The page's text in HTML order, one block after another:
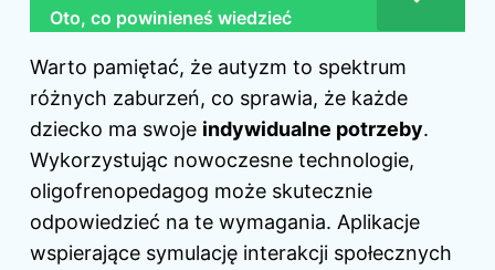
Oto, co powinieneś wiedzieć
Warto pamiętać, że autyzm to spektrum
różnych zaburzeń, co sprawia, że każde
dziecko ma swoje indywidualne potrzeby.
Wykorzystując nowoczesne technologie,
oligofrenopedagog może skutecznie
odpowiedzieć na te wymagania. Aplikacje
wspierające symulację interakcji społecznych